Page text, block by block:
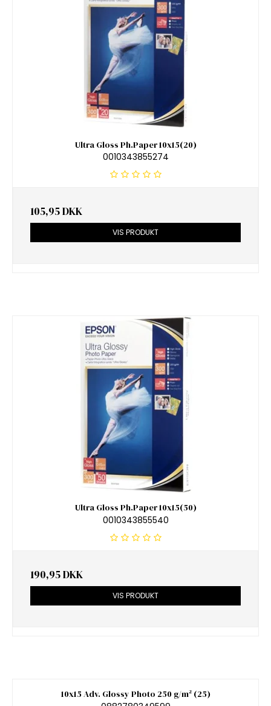
Ultra Gloss Ph.Paper 10x15(20)
0010343855274
105,95 DKK
VIS PRODUKT
Ultra Gloss Ph.Paper 10x15(50)
0010343855540
190,95 DKK
VIS PRODUKT
10x15 Adv. Glossy Photo 250 g/m² (25)